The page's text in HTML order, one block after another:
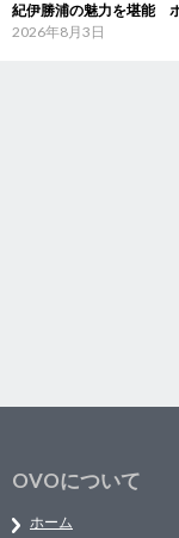
紀伊勝浦の魅力を堪能
2026年8月3日
OVOについて
ホーム